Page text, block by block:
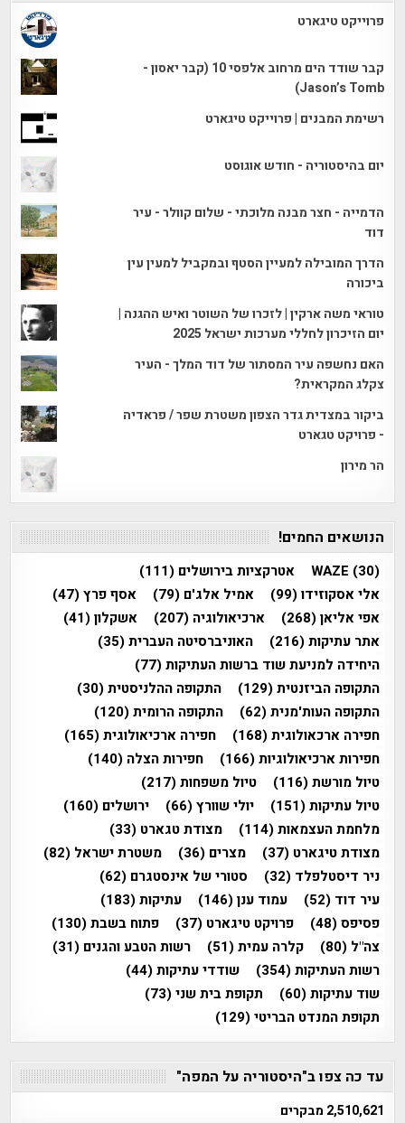
פרוייקט טיגארט
קבר שודד הים מרחוב אלפסי 10 (קבר יאסון -
Jason’s Tomb)
רשימת המבנים | פרוייקט טיגארט
יום בהיסטוריה - חודש אוגוסט
הדמייה - חצר מבנה מלוכתי - שלום קוולר - עיר
דוד
הדרך המובילה למעיין הסטף ובמקביל למעין עין
ביכורה
טוראי משה ארקין | לזכרו של השוטר ואיש ההגנה |
יום הזיכרון לחללי מערכות ישראל 2025
האם נחשפה עיר המסתור של דוד המלך - העיר
צקלג המקראית?
ביקור במצדית גדר הצפון משטרת שפר / פראדיה
- פרויקט טגארט
הר מירון
הנושאים החמים!
WAZE (30) אטרקציות בירושלים (111)
אלי אסקוזידו(99) אמיל אלג'ם (79) אסף פרץ(47)
אפי אליאן(268) ארכיאולוגיה (207) אשקלון(41)
אתר עתיקות(216) האוניברסיטה העברית(35)
היחידה למניעת שוד ברשות העתיקות(77)
התקופה הביזנטית(129) התקופה ההלניסטית(30)
התקופה העות'מנית(62) התקופה הרומית(120)
חפירה ארכאולוגית(168) חפירה ארכיאולוגית(165)
חפירות ארכיאולוגיות(166) חפירות הצלה (140)
טיול מורשת(116) טיול משפחות(217)
טיול עתיקות(151) יולי שוורץ(66) ירושלים (160)
מלחמת העצמאות(114) מצודת טגארט (33)
מצודת טיגארט (37) מצרים (36) משטרת ישראל (82)
ניר דיסטלפלד (32) סטורי של אינסטגרם (62)
עיר דוד (52) עמוד ענן(146) עתיקות(183)
פסיפס(48) פרויקט טיגארט (37) פתוח בשבת(130)
צה"ל (80) קלרה עמית(51) רשות הטבע והגנים (31)
רשות העתיקות(354) שודדי עתיקות(44)
שוד עתיקות(60) תקופת בית שני(73)
תקופת המנדט הבריטי(129)
עד כה צפו ב"היסטוריה על המפה"
2,510,621 מבקרים